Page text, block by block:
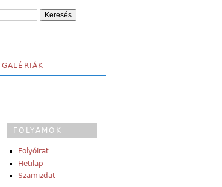
GALÉRIÁK
FOLYAMOK
Folyóirat
Hetilap
Szamizdat